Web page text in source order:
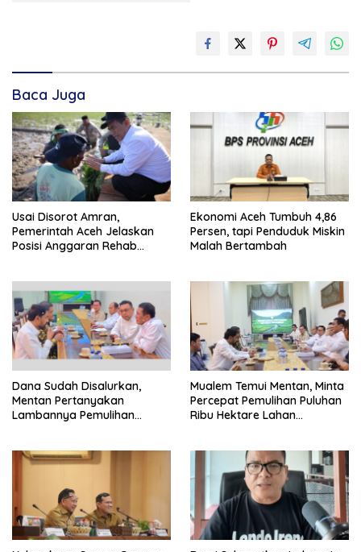
Baca Juga
Usai Disorot Amran,
Pemerintah Aceh Jelaskan
Posisi Anggaran Rehab
Ekonomi Aceh Tumbuh 4,86
Persen, tapi Penduduk Miskin
Malah Bertambah
Dana Sudah Disalurkan,
Mentan Pertanyakan
Lambannya Pemulihan
Mualem Temui Mentan, Minta
Percepat Pemulihan Puluhan
Ribu Hektare Lahan